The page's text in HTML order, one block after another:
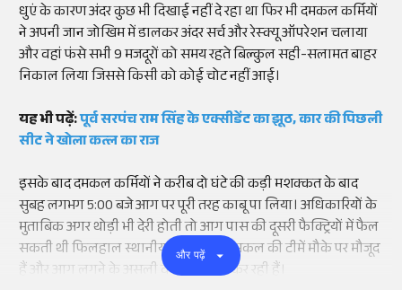
धुएं के कारण अंदर कुछ भी दिखाई नहीं दे रहा था फिर भी दमकल कर्मियों
ने अपनी जान जोखिम में डालकर अंदर सर्च और रेस्क्यू ऑपरेशन चलाया
और वहां फंसे सभी 9 मजदूरों को समय रहते बिल्कुल सही-सलामत बाहर
निकाल लिया जिससे किसी को कोई चोट नहीं आई।
यह भी पढ़ें:पूर्व सरपंच राम सिंह के एक्सीडेंट का झूठ, कार की पिछली
सीट ने खोला कत्ल का राज
इसके बाद दमकल कर्मियों ने करीब दो घंटे की कड़ी मशक्कत के बाद
सुबह लगभग 5:00 बजे आग पर पूरी तरह काबू पा लिया। अधिकारियों के
मुताबिक अगर थोड़ी भी देरी होती तो आग पास की दूसरी फैक्ट्रियों में फैल
सकती थी फिलहाल स्थानीय पुलिस और दमकल की टीमें मौके पर मौजूद
हैं और आग लगने के असली वजह की जांच कर रही हैं।
और पढ़ें